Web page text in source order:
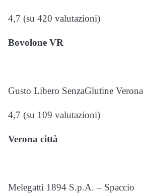
4,7 (su 420 valutazioni)
Bovolone VR
Gusto Libero SenzaGlutine Verona
4,7 (su 109 valutazioni)
Verona città
Melegatti 1894 S.p.A. – Spaccio